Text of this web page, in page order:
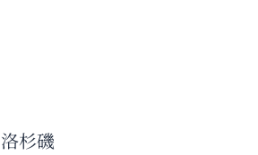
洛杉磯